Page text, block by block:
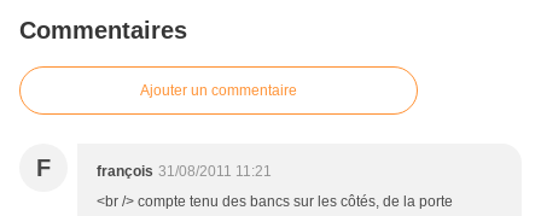
Commentaires
Ajouter un commentaire
F françois 31/08/2011 11:21
<br /> compte tenu des bancs sur les côtés, de la porte